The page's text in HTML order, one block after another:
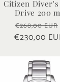
Citizen Diver's
Drive 200
Prezzo
di
€268,00 EUR
€230,00